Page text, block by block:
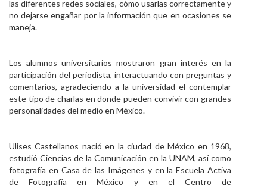
las diferentes redes sociales, cómo usarlas correctamente y
no dejarse engañar por la información que en ocasiones se
maneja.
Los alumnos universitarios mostraron gran interés en la
participación del periodista, interactuando con preguntas y
comentarios, agradeciendo a la universidad el contemplar
este tipo de charlas en donde pueden convivir con grandes
personalidades del medio en México.
Ulises Castellanos nació en la ciudad de México en 1968,
estudió Ciencias de la Comunicación en la UNAM, así como
fotografía en Casa de las Imágenes y en la Escuela Activa
de Fotografía en México y en el Centro de